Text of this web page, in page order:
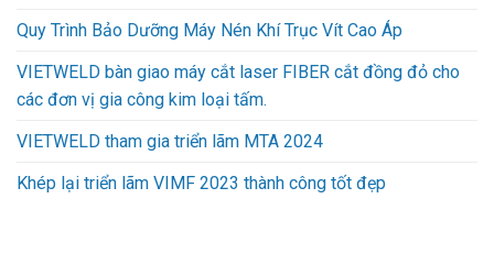
Quy Trình Bảo Dưỡng Máy Nén Khí Trục Vít Cao Áp
VIETWELD bàn giao máy cắt laser FIBER cắt đồng đỏ cho
các đơn vị gia công kim loại tấm.
VIETWELD tham gia triển lãm MTA 2024
Khép lại triển lãm VIMF 2023 thành công tốt đẹp